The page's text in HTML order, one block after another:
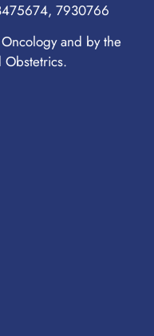
7930766
and by the
Obstetrics.